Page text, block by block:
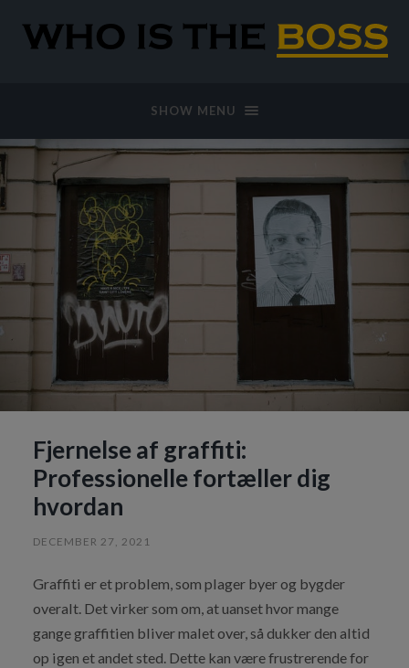
SHOW MENU
Fjernelse af graffiti:
Professionelle fortæller dig
hvordan
DECEMBER 27, 2021
Graffiti er et problem, som plager byer og bygder
overalt. Det virker som om, at uanset hvor mange
gange graffitien bliver malet over, så dukker den altid
op igen et andet sted. Dette kan være frustrerende for